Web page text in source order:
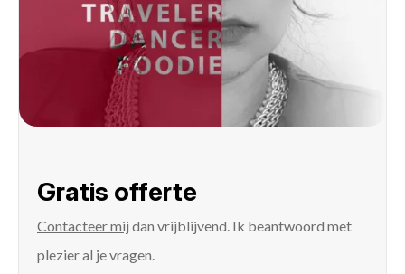
Gratis offerte
Contacteer mij dan vrijblijvend. Ik beantwoord met
plezier al je vragen.